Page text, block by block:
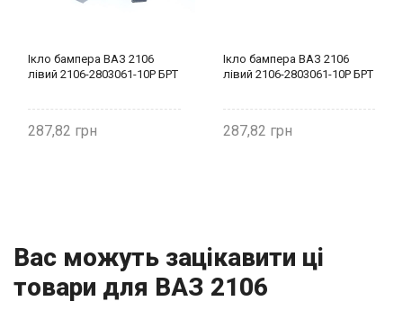
Ікло бампера ВАЗ 2106
лівий 2106-2803061-10Р БРТ
287,82
Ікло бампера ВАЗ 2106
лівий 2106-2803061-10Р БРТ
287,82
Вас можуть зацікавити ці
товари для ВАЗ 2106